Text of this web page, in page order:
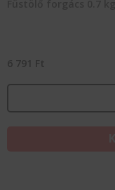
6 791 Ft